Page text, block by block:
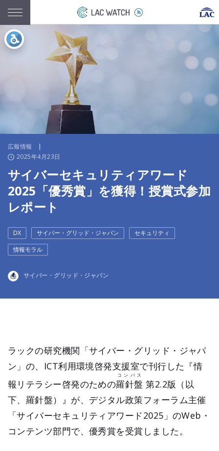
広報情報
|
2025年4月23日
サイバーセキュリティアワード
2025「優秀賞」を獲得！授賞式参加
レポート
DX サイバー・グリッド・ジャパン
セキュリティ
情報モラル
サイバー・グリッド・ジャパン
ラックの研究機関「サイバー・グリッド・ジャパ
ン」の、ICT利用環境啓発支援室で刊行した『情
報リテラシー啓発のための羅針盤
コンパス
第2.2版（以
下、羅針盤）』が、デジタル政策フォーラム主催
「サイバーセキュリティアワード2025」のWeb・
コンテンツ部門で、優秀賞を受賞しました。